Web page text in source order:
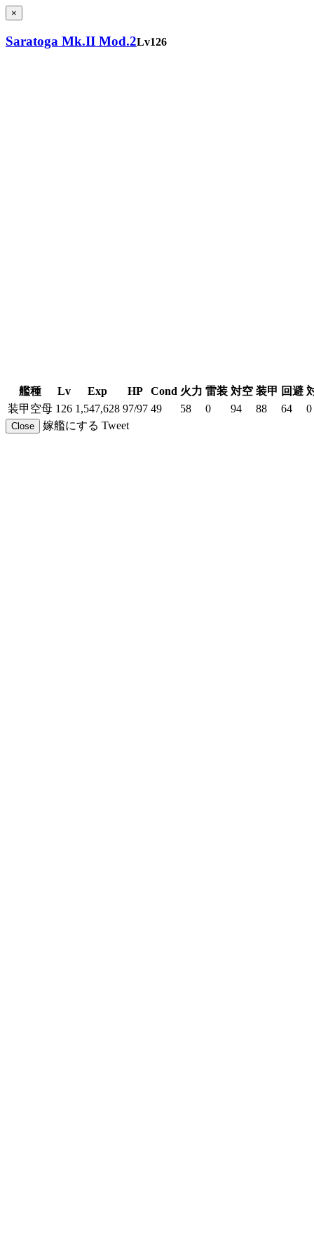
×
Saratoga Mk.II Mod.2Lv126
艦種 Lv Exp HP Cond 火力 雷装 対空 装甲 回避
装甲空母 126 1,547,628 97/97 49 58 0 94 88 64 0
Close 嫁艦にする Tweet